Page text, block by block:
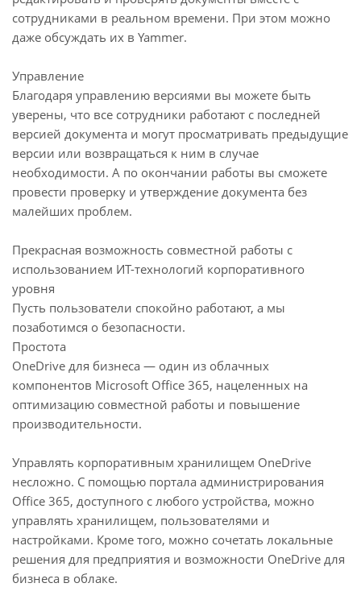
сотрудниками в реальном времени. При этом можно
даже обсуждать их в Yammer.
Управление
Благодаря управлению версиями вы можете быть
уверены, что все сотрудники работают с последней
версией документа и могут просматривать предыдущие
версии или возвращаться к ним в случае
необходимости. А по окончании работы вы сможете
провести проверку и утверждение документа без
малейших проблем.
Прекрасная возможность совместной работы с
использованием ИТ-технологий корпоративного
уровня
Пусть пользователи спокойно работают, а мы
позаботимся о безопасности.
Простота
OneDrive для бизнеса — один из облачных
компонентов Microsoft Office 365, нацеленных на
оптимизацию совместной работы и повышение
производительности.
Управлять корпоративным хранилищем OneDrive
несложно. С помощью портала администрирования
Office 365, доступного с любого устройства, можно
управлять хранилищем, пользователями и
настройками. Кроме того, можно сочетать локальные
решения для предприятия и возможности OneDrive для
бизнеса в облаке.